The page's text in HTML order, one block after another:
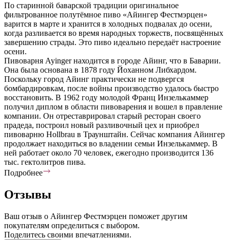
По старинной баварской традиции оригинальное
фильтрованное полутёмное пиво «Айингер Фестмэрцен»
варится в марте и хранится в холодных подвалах до осени,
когда разливается во время народных торжеств, посвящённых
завершению страды. Это пиво идеально передаёт настроение
осени.
Пивоварня Ayinger находится в городе Айинг, что в Баварии.
Она была основана в 1878 году Йоханном Либхардом.
Поскольку город Айинг практически не подвергся
бомбардировкам, после войны производство удалось быстро
восстановить. В 1962 году молодой Франц Инзелькаммер
получил диплом в области пивоварения и вошел в правление
компании. Он отреставрировал старый ресторан своего
прадеда, построил новый разливочный цех и приобрел
пивоварню Hollbrau в Траунштайн. Сейчас компания Айингер
продолжает находиться во владении семьи Инзелькаммер. В
ней работает около 70 человек, ежегодно производится 136
тыс. гектолитров пива.
Подробнее
Отзывы
Ваш отзыв о Айингер Фестмэрцен поможет другим
покупателям определиться с выбором.
Поделитесь своими впечатлениями.